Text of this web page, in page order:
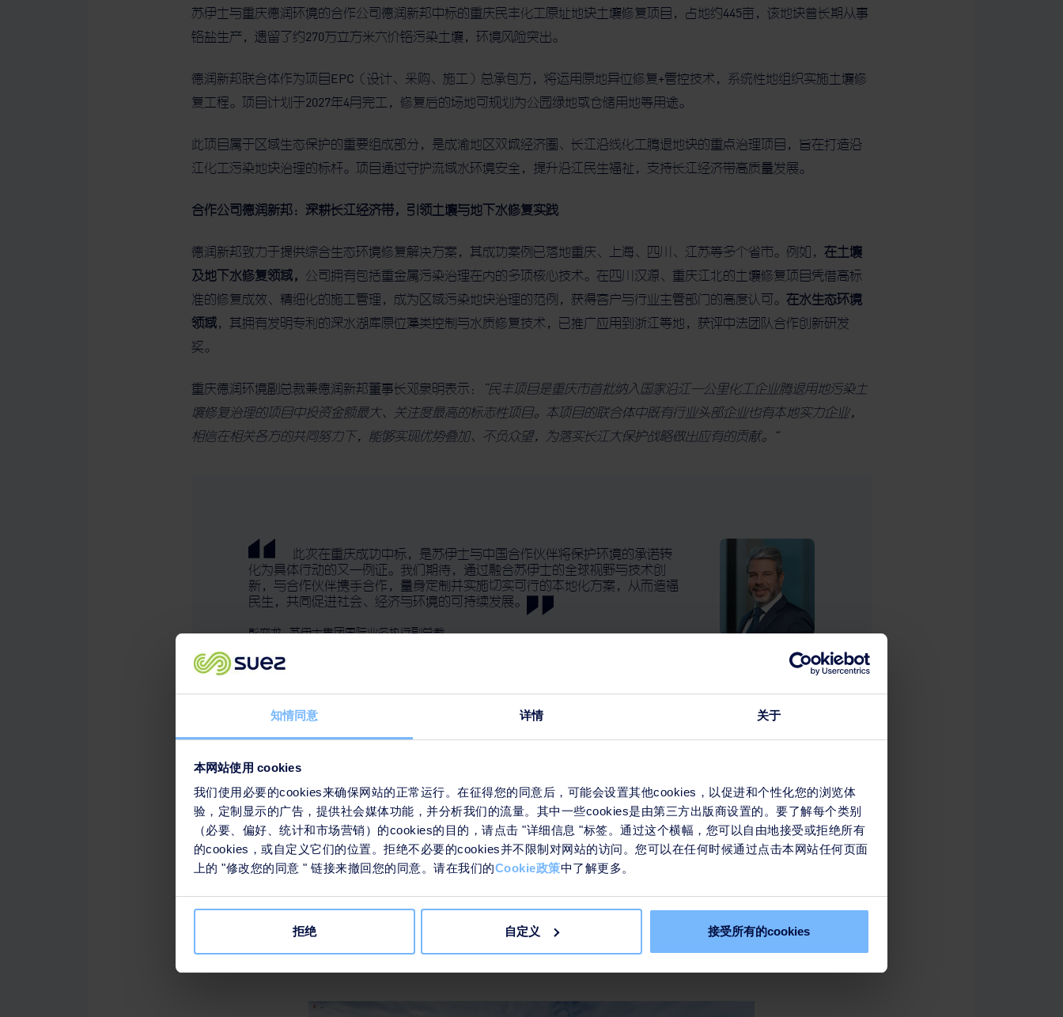
知情同意 详情 关于
本网站使用 cookies
我们使用必要的cookies来确保网站的正常运行。在征得您的同意后，可能会设置其他cookies，以促进和个性化您的浏览体
验，定制显示的广告，提供社会媒体功能，并分析我们的流量。其中一些cookies是由第三方出版商设置的。要了解每个类别
（必要、偏好、统计和市场营销）的cookies的目的，请点击 "详细信息 "标签。通过这个横幅，您可以自由地接受或拒绝所有
的cookies，或自定义它们的位置。拒绝不必要的cookies并不限制对网站的访问。您可以在任何时候通过点击本网站任何页面
上的 "修改您的同意 " 链接来撤回您的同意。请在我们的Cookie政策中了解更多。
拒绝 自定义 接受所有的cookies
苏伊士与重庆德润环境的合作公司德润新邦中标的重庆民丰化工原址地块土壤修复项目，占地约445亩，该地块曾长期从事
铬盐生产，遗留了约270万立方米六价铬污染土壤，环境风险突出。
德润新邦联合体作为项目EPC（设计、采购、施工）总承包方，将运用原地异位修复+管控技术，系统性地组织实施土壤修
复工程。项目计划于2027年4月完工，修复后的场地可规划为公园绿地或仓储用地等用途。
此项目属于区域生态保护的重要组成部分，是成渝地区双城经济圈、长江沿线化工腾退地块的重点治理项目，旨在打造沿
江化工污染地块治理的标杆。项目通过守护流域水环境安全，提升沿江民生福祉，支持长江经济带高质量发展。
合作公司德润新邦：深耕长江经济带，引领土壤与地下水修复实践
德润新邦致力于提供综合生态环境修复解决方案，其成功案例已落地重庆、上海、四川、江苏等多个省市。例如， 在土壤
及地下水修复领域， 公司拥有包括重金属污染治理在内的多项核心技术。在四川汉源、重庆江北的土壤修复项目凭借高标
准的修复成效、精细化的施工管理，成为区域污染地块治理的范例，获得客户与行业主管部门的高度认可。 在水生态环境
领域，其拥有发明专利的深水湖库原位藻类控制与水质修复技术，已推广应用到浙江等地，获评中法团队合作创新研发
奖。
重庆德润环境副总裁兼德润新邦董事长邓泉明表示：
“民丰项目是重庆市首批纳入国家沿江一公里化工企业腾退用地污染土
壤修复治理的项目中投资金额最大、关注度最高的标志性项目。本项目的联合体中既有行业头部企业也有本地实力企业，
相信在相关各方的共同努力下，能够实现优势叠加、不负众望，为落实长江大保护战略做出应有的贡献。”
此次在重庆成功中标，是苏伊士与中国合作伙伴将保护环境的承诺转
化为具体行动的又一例证。我们期待，通过融合苏伊士的全球视野与技术创
新，与合作伙伴携手合作，量身定制并实施切实可行的本地化方案，从而造福
民生，共同促进社会、经济与环境的可持续发展。
彭奕龙,苏伊士集团国际业务执行副总裁
以专业环保解决方案，全力服务国家长江经济带发展战略
苏伊士作为中国生态转型的长期伙伴，五十年来始终致力于国家的绿色发展。在深度参与长江经济带发展战略的过程中，
苏伊士为沿线包括上海、江苏、浙江、湖北、湖南、重庆、四川在内的多个省市，在供水、污水处理、污泥处理、工业园
区环境服务、水环境治理及固废资源管理等领域，提供基础设施建设与运营服务。
重庆作为长江上游的重要战略支点，其绿色发展对全流域具有深远影响。苏伊士与重庆合作已逾20年，服务从供水逐步扩
展至污水处理、工业园区环境服务与创新研发，并于2025年7月与重庆长寿经济技术开发区扩大合作，共同投资、建设及运
1